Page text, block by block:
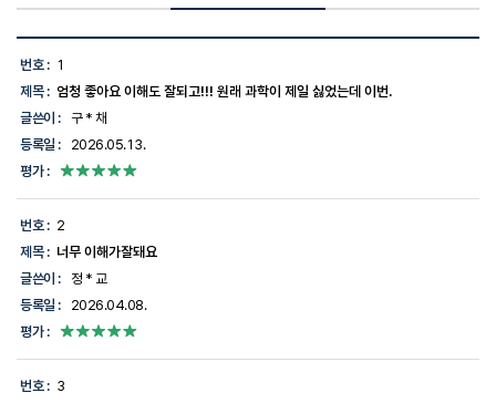
강
후
기
목
록
번
목,
쓴
이,
록
일,
가
에
번호 : 1
제목 : 엄청 좋아요 이해도 잘되고!!! 원래 과학이 제일 싫었는데 이번.
글쓴이 :
구 * 채
등록일 :
2026.05.13.
평가 :
번호 : 2
제목 : 너무 이해가잘돼요
글쓴이 :
정 * 교
등록일 :
2026.04.08.
평가 :
번호 : 3